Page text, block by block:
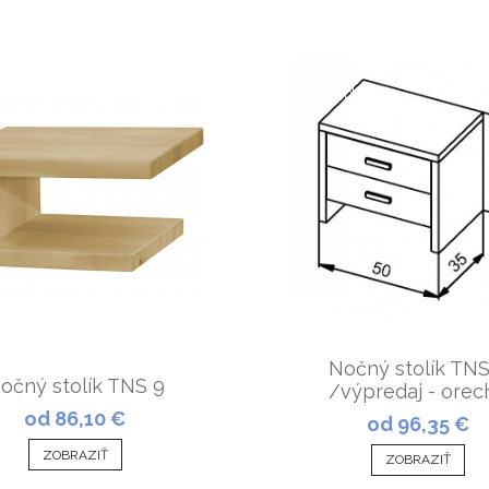
stolík TNS 9
od 86,10 €
ZOBRAZIŤ
Výpredaj!
Nočný stolík
/výpredaj -
od 96,35 €
ZOBRAZIŤ